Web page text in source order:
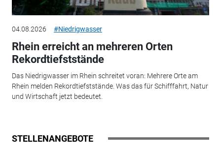
04.08.2026 #Niedrigwasser
Rhein erreicht an mehreren Orten
Rekordtiefststände
Das Niedrigwasser im Rhein schreitet voran: Mehrere Orte am
Rhein melden Rekordtiefststände. Was das für Schifffahrt, Natur
und Wirtschaft jetzt bedeutet.
STELLENANGEBOTE